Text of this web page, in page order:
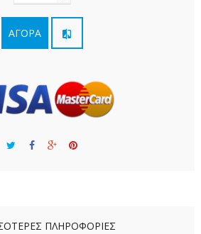
ΑΓΟΡΆ
ΠΛΗΡΟΦΟΡΊΕΣ